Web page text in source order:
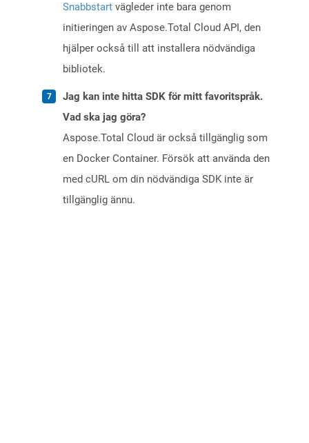
Snabbstart vägleder inte bara genom
initieringen av Aspose.Total Cloud API, den
hjälper också till att installera nödvändiga
bibliotek.
Jag kan inte hitta SDK för mitt favoritspråk.
Vad ska jag göra?
Aspose.Total Cloud är också tillgänglig som
en Docker Container. Försök att använda den
med cURL om din nödvändiga SDK inte är
tillgänglig ännu.